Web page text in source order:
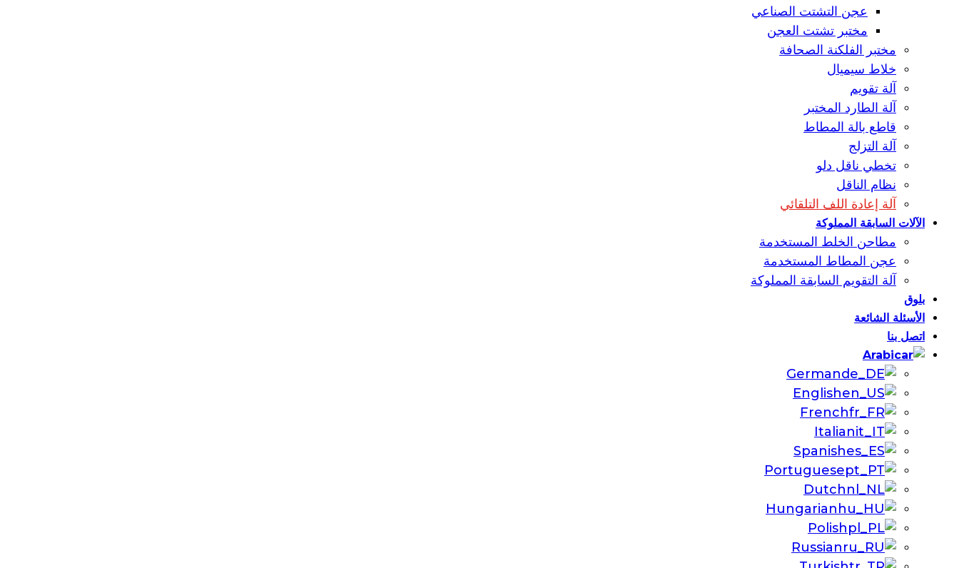
عجن التشتت الصناعي
مختبر تشتت العجن
مختبر الفلكنة الصحافة
خلاط سيميال
آلة تقويم
آلة الطارد المختبر
قاطع بالة المطاط
آلة التزلج
تخطي ناقل دلو
نظام الناقل
آلة إعادة اللف التلقائي
الآلات السابقة المملوكة
مطاحن الخلط المستخدمة
عجن المطاط المستخدمة
آلة التقويم السابقة المملوكة
بلوق
الأسئلة الشائعة
اتصل بنا
Arabic
German
English
French
Italian
Spanish
Portuguese
Dutch
Hungarian
Polish
Russian